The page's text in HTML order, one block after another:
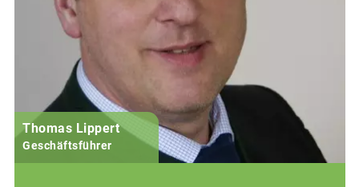
Thomas Lippert
Geschäftsführer